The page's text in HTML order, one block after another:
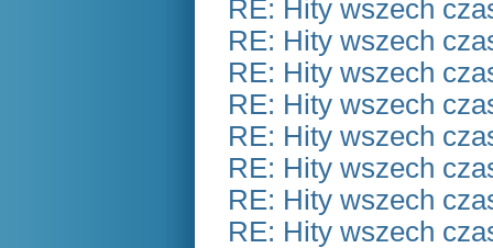
RE: Hity wszech
RE: Hity wszech
RE: Hity wszech
RE: Hity wszech
RE: Hity wszech
RE: Hity wszech
RE: Hity wszech
RE: Hity wszech